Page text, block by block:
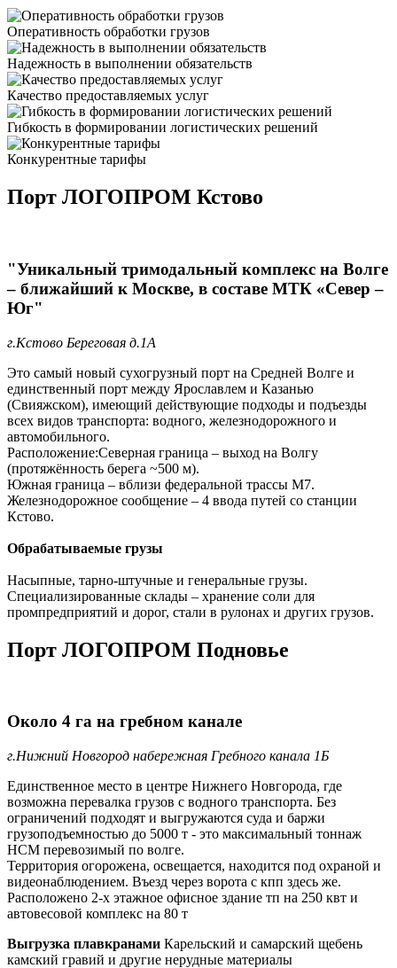
Оперативность обработки грузов
Надежность в выполнении обязательств
Качество предоставляемых услуг
Гибкость в формировании логистических решений
Конкурентные тарифы
Порт ЛОГОПРОМ Кстово
"Уникальный тримодальный комплекс на Волге
– ближайший к Москве, в составе МТК «Север –
Юг"
г.Кстово Береговая д.1А
Это самый новый сухогрузный порт на Средней Волге и
единственный порт между Ярославлем и Казанью
(Свияжском), имеющий действующие подходы и подъезды
всех видов транспорта: водного, железнодорожного и
автомобильного.
Расположение:Северная граница – выход на Волгу
(протяжённость берега ~500 м).
Южная граница – вблизи федеральной трассы М7.
Железнодорожное сообщение – 4 ввода путей со станции
Кстово.
Обрабатываемые грузы
Насыпные, тарно-штучные и генеральные грузы.
Специализированные склады – хранение соли для
промпредприятий и дорог, стали в рулонах и других грузов.
Порт ЛОГОПРОМ Подновье
Около 4 га на гребном канале
г.Нижний Новгород набережная Гребного канала 1Б
Единственное место в центре Нижнего Новгорода, где
возможна перевалка грузов с водного транспорта. Без
ограничений подходят и выгружаются суда и баржи
грузоподъемностью до 5000 т - это максимальный тоннаж
НСМ перевозимый по волге.
Территория огорожена, освещается, находится под охраной и
видеонаблюдением. Въезд через ворота с кпп здесь же.
Расположено 2-х этажное офисное здание тп на 250 квт и
автовесовой комплекс на 80 т
Выгрузка плавкранами Карельский и самарский щебень
камский гравий и другие нерудные материалы